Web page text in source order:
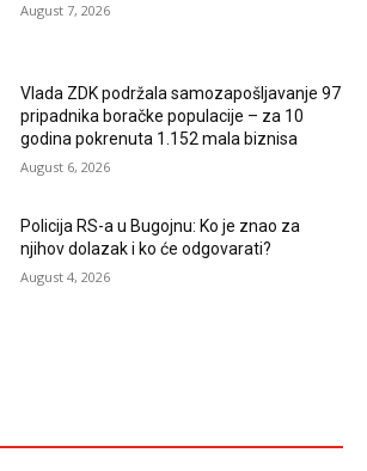
August 7, 2026
Vlada ZDK podržala samozapošljavanje 97
pripadnika boračke populacije – za 10
godina pokrenuta 1.152 mala biznisa
August 6, 2026
Policija RS-a u Bugojnu: Ko je znao za
njihov dolazak i ko će odgovarati?
August 4, 2026